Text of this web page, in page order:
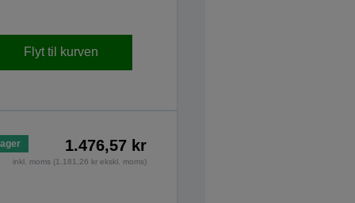
Flyt til kurven
1.476,57 kr
inkl. moms (1.181,26 kr ekskl. moms)